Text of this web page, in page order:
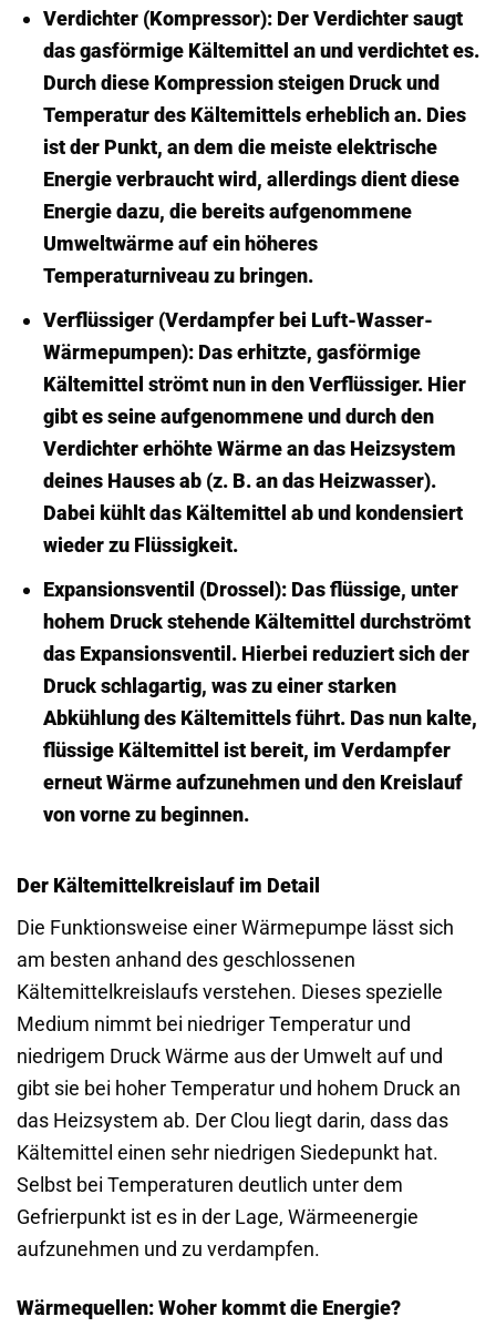
Verdichter (Kompressor):Der Verdichter saugt
das gasförmige Kältemittel an und verdichtet es.
Durch diese Kompression steigen Druck und
Temperatur des Kältemittels erheblich an. Dies
ist der Punkt, an dem die meiste elektrische
Energie verbraucht wird, allerdings dient diese
Energie dazu, die bereits aufgenommene
Umweltwärme auf ein höheres
Temperaturniveau zu bringen.
Verflüssiger (Verdampfer bei Luft-Wasser-
Wärmepumpen):Das erhitzte, gasförmige
Kältemittel strömt nun in den Verflüssiger. Hier
gibt es seine aufgenommene und durch den
Verdichter erhöhte Wärme an das Heizsystem
deines Hauses ab (z. B. an das Heizwasser).
Dabei kühlt das Kältemittel ab und kondensiert
wieder zu Flüssigkeit.
Expansionsventil (Drossel):Das flüssige, unter
hohem Druck stehende Kältemittel durchströmt
das Expansionsventil. Hierbei reduziert sich der
Druck schlagartig, was zu einer starken
Abkühlung des Kältemittels führt. Das nun kalte,
flüssige Kältemittel ist bereit, im Verdampfer
erneut Wärme aufzunehmen und den Kreislauf
von vorne zu beginnen.
Der Kältemittelkreislauf im Detail
Die Funktionsweise einer Wärmepumpe lässt sich
am besten anhand des geschlossenen
Kältemittelkreislaufs verstehen. Dieses spezielle
Medium nimmt bei niedriger Temperatur und
niedrigem Druck Wärme aus der Umwelt auf und
gibt sie bei hoher Temperatur und hohem Druck an
das Heizsystem ab. Der Clou liegt darin, dass das
Kältemittel einen sehr niedrigen Siedepunkt hat.
Selbst bei Temperaturen deutlich unter dem
Gefrierpunkt ist es in der Lage, Wärmeenergie
aufzunehmen und zu verdampfen.
Wärmequellen: Woher kommt die Energie?